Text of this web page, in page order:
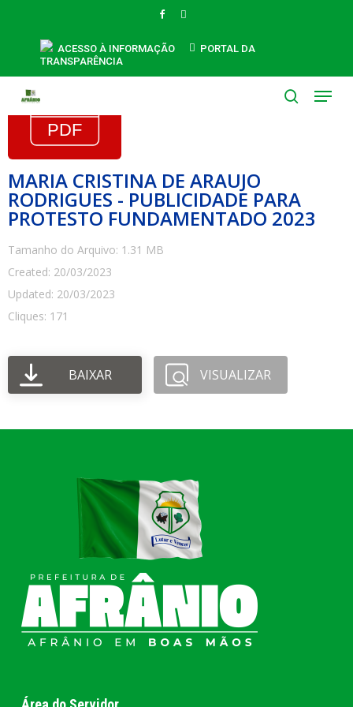
FACEBOOKINSTAGRAM
ACESSO À INFORMAÇÃO
PORTAL DA
TRANSPARÊNCIA
Menu
MARIA CRISTINA DE ARAUJO
RODRIGUES - PUBLICIDADE PARA
PROTESTO FUNDAMENTADO 2023
Tamanho do Arquivo: 1.31 MB
Created: 20/03/2023
Updated: 20/03/2023
Cliques: 171
BAIXAR VISUALIZAR